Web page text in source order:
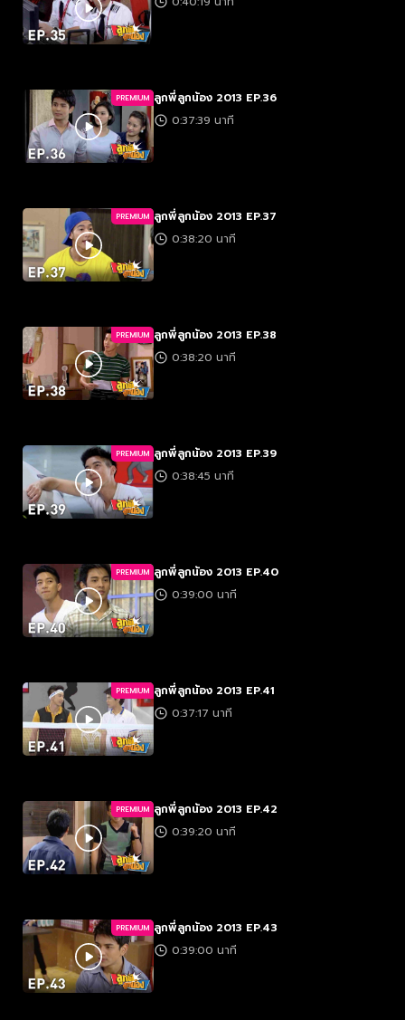
PREMIUM ลูกพี่ลูกน้อง 2013 EP.36
0:37:39 นาที
PREMIUM ลูกพี่ลูกน้อง 2013 EP.37
0:38:20 นาที
PREMIUM ลูกพี่ลูกน้อง 2013 EP.38
0:38:20 นาที
PREMIUM ลูกพี่ลูกน้อง 2013 EP.39
0:38:45 นาที
PREMIUM ลูกพี่ลูกน้อง 2013 EP.40
0:39:00 นาที
PREMIUM ลูกพี่ลูกน้อง 2013 EP.41
0:37:17 นาที
PREMIUM ลูกพี่ลูกน้อง 2013 EP.42
0:39:20 นาที
PREMIUM ลูกพี่ลูกน้อง 2013 EP.43
0:39:00 นาที